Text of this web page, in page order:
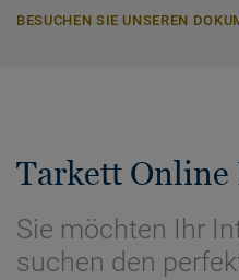
BESUCHEN SIE UNSEREN
Tarkett Online
Sie möchten Ihr
suchen den